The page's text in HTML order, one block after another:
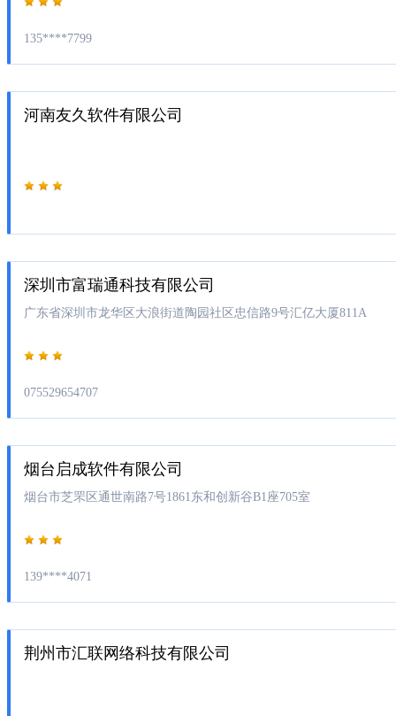
135****7799
河南友久软件有限公司
深圳市富瑞通科技有限公司
广东省深圳市龙华区大浪街道陶园社区忠信路9号汇亿大厦811A
075529654707
烟台启成软件有限公司
烟台市芝罘区通世南路7号1861东和创新谷B1座705室
139****4071
荆州市汇联网络科技有限公司